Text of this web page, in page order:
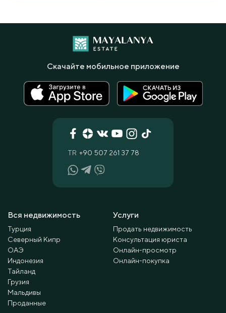
Вся недвижимость
Турция
Северный Кипр
ОАЭ
Индонезия
Тайланд
Грузия
Мальдивы
Проданные
Услуги
Продать недвижимость
Консультация юриста
Онлайн-просмотр
Онлайн-покупка
TR +90 507 261 37 78
Скачайте мобильное приложение